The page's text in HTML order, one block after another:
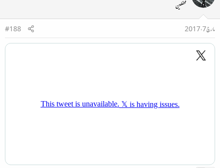
محفلین
مارچ 7، 2017
#188